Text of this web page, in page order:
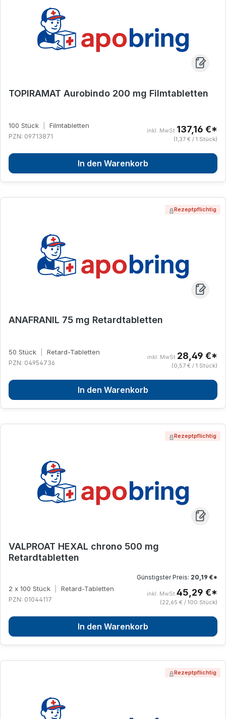
TOPIRAMAT Aurobindo 200 mg Filmtabletten
100 Stück Filmtabletten
PZN: 09713871
inkl. MwSt.137,16 €*
(1,37 € / 1 Stück)
In den Warenkorb
Rezeptpflichtig
ANAFRANIL 75 mg Retardtabletten
50 Stück Retard-Tabletten
PZN: 04954736
inkl. MwSt.28,49 €*
(0,57 € / 1 Stück)
In den Warenkorb
Rezeptpflichtig
VALPROAT HEXAL chrono 500 mg
Retardtabletten
2 x 100 Stück Retard-Tabletten
PZN: 01044117
Günstigster Preis: 20,19 €*
inkl. MwSt.45,29 €*
(22,65 € / 100 Stück)
In den Warenkorb
Rezeptpflichtig